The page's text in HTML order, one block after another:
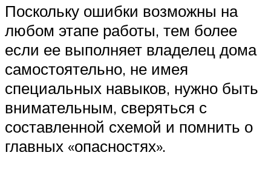
Поскольку ошибки возможны на
любом этапе работы, тем более
если ее выполняет владелец дома
самостоятельно, не имея
специальных навыков, нужно быть
внимательным, сверяться с
составленной схемой и помнить о
главных «опасностях».